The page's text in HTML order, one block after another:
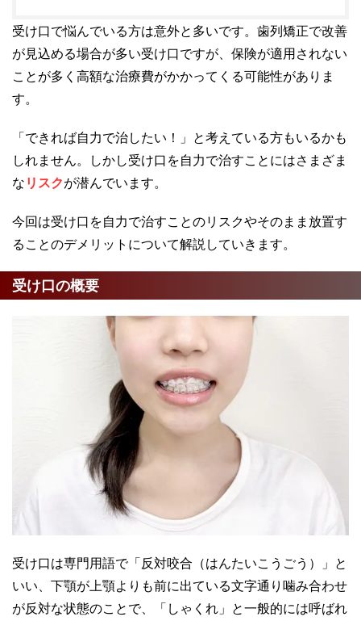
受け口で悩んでいる方は意外と多いです。歯列矯正で改善
が見込める場合が多い受け口ですが、保険が適用されない
ことが多く高額な治療費がかかってくる可能性がありま
す。
「できれば自力で治したい！」と考えている方もいるかも
しれません。しかし受け口を自力で治すことにはさまざま
な リスクが潜んでいます。
今回は受け口を自力で治すことのリスクやそのまま放置す
ることのデメリットについて解説していきます。
受け口の概要
受け口は専門用語で「反対咬合（はんたいこうごう）」と
いい、下顎が上顎よりも前に出ている文字通り噛み合わせ
が反対な状態のことで、「しゃくれ」と一般的には呼ばれ